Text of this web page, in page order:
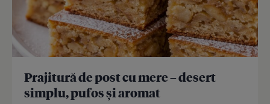
Prajitură de post cu mere – desert
simplu, pufos și aromat